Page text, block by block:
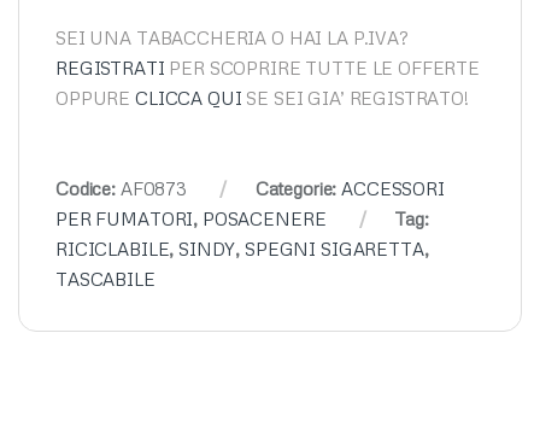
SEI UNA TABACCHERIA O HAI LA P.IVA?
REGISTRATI PER SCOPRIRE TUTTE LE OFFERTE
OPPURE CLICCA QUI SE SEI GIA’ REGISTRATO!
Codice: AF0873 Categorie:ACCESSORI
PER FUMATORI, POSACENERE
Tag:
RICICLABILE, SINDY, SPEGNI SIGARETTA,
TASCABILE